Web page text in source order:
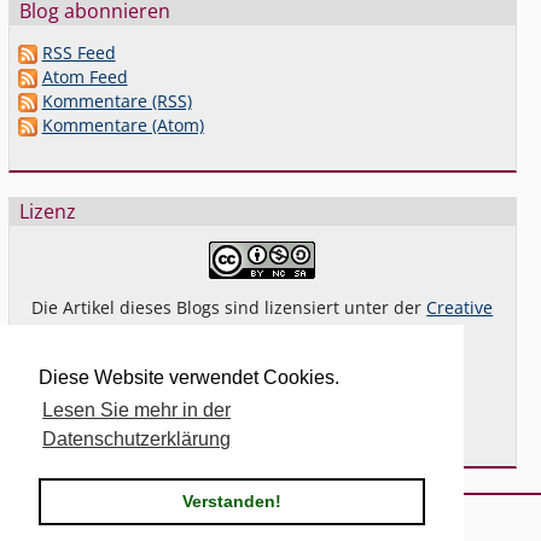
Diese Website verwendet Cookies.
Lesen Sie mehr in der
Datenschutzerklärung
Verstanden!
Blog abonnieren
RSS Feed
Atom Feed
Kommentare (RSS)
Kommentare (Atom)
Lizenz
Die Artikel dieses Blogs sind lizensiert unter derCreative
Das giltnichtfür Bilder oder (andere) erkennbare
Beiträge.
Powered bySerendipity& the2k11theme.